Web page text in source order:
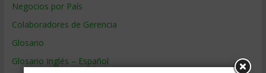
Negocios por País
Colaboradores de Gerencia
Glosario
Glosario Inglés – Español